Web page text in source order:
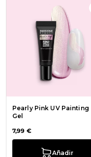
Pearly Pink UV Painting
Gel
7,99 €
Añadir